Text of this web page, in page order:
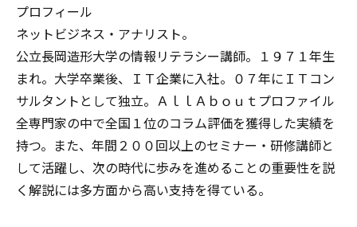
プロフィール
ネットビジネス・アナリスト。
公立長岡造形大学の情報リテラシー講師。１９７１年生
まれ。大学卒業後、ＩＴ企業に入社。０７年にＩＴコン
サルタントとして独立。ＡｌｌＡｂｏｕｔプロファイル
全専門家の中で全国１位のコラム評価を獲得した実績を
持つ。また、年間２００回以上のセミナー・研修講師と
して活躍し、次の時代に歩みを進めることの重要性を説
く解説には多方面から高い支持を得ている。